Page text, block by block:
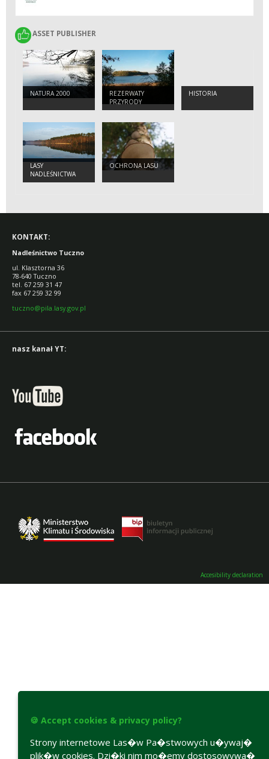
ASSET PUBLISHER
ASSET PUBLISHER
NATURA 2000
REZERWATY
PRZYRODY
HISTORIA
LASY
NADLEŚNICTWA
OCHRONA LASU
KONTAKT:
Nadleśnictwo Tuczno
ul. Klasztorna 36
78-640 Tuczno
tel. 67 259 31 47
fax 67 259 32 99
tuczno@pila.lasy.gov.pl
nasz kanał YT:
Accesibility declaration
🍪 Accept cookies & privacy policy?
Strony internetowe Las�w Pa�stwowych u�ywaj�
plik�w cookies. Dzi�ki nim mo�emy dostosowywa�